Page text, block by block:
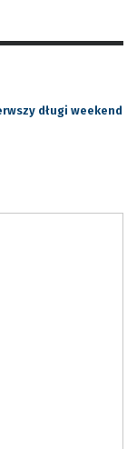
długi weekend